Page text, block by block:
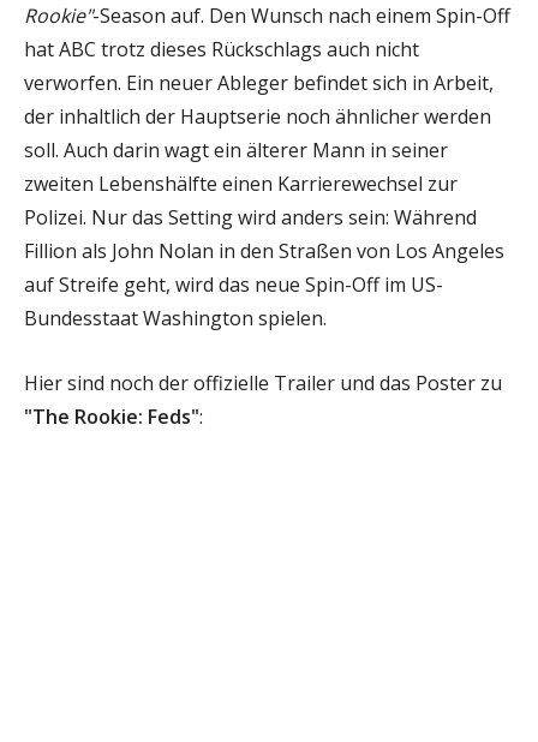
Rookie"-Season auf. Den Wunsch nach einem Spin-Off
hat ABC trotz dieses Rückschlags auch nicht
verworfen. Ein neuer Ableger befindet sich in Arbeit,
der inhaltlich der Hauptserie noch ähnlicher werden
soll. Auch darin wagt ein älterer Mann in seiner
zweiten Lebenshälfte einen Karrierewechsel zur
Polizei. Nur das Setting wird anders sein: Während
Fillion als John Nolan in den Straßen von Los Angeles
auf Streife geht, wird das neue Spin-Off im US-
Bundesstaat Washington spielen.
Hier sind noch der offizielle Trailer und das Poster zu
"The Rookie: Feds":